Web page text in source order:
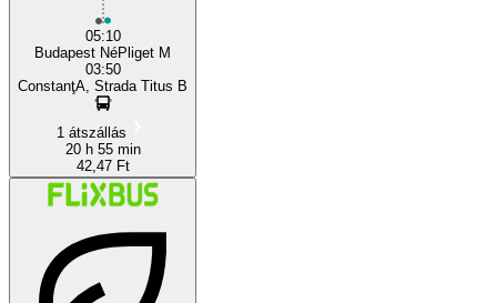
05:10
Budapest NéPliget M
03:50
ConstanţA, Strada Titus B
1 átszállás
20 h 55 min
42,47 Ft